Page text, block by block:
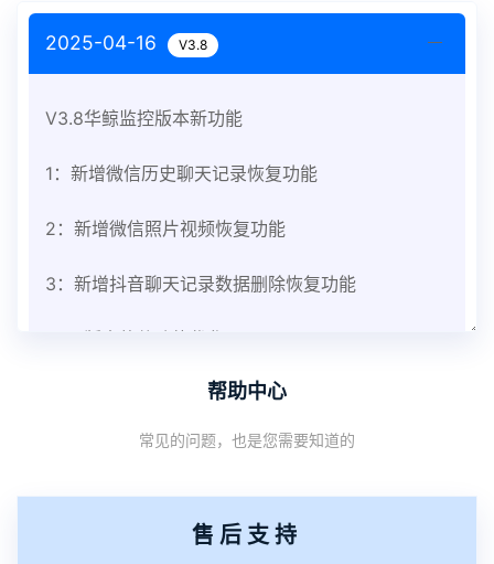
2025-04-16 V3.8
V3.8华鲸监控版本新功能
1：新增微信历史聊天记录恢复功能
2：新增微信照片视频恢复功能
3：新增抖音聊天记录数据删除恢复功能
V3.8版本软件功能优化
1：优化监控终端从当前监控界面切换其他被控端手
机设备响应慢问题
2：优化跟踪定位精确度
帮助中心
常见的问题，也是您需要知道的
售后支持